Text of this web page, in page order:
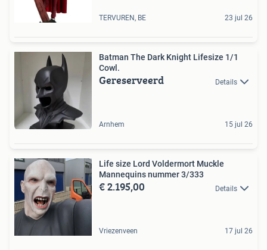
TERVUREN, BE 23 jul 26
Batman The Dark Knight Lifesize 1/1
Cowl.
Gereserveerd Details
Arnhem 15 jul 26
Life size Lord Voldermort Muckle
Mannequins nummer 3/333
€ 2.195,00 Details
Vriezenveen 17 jul 26